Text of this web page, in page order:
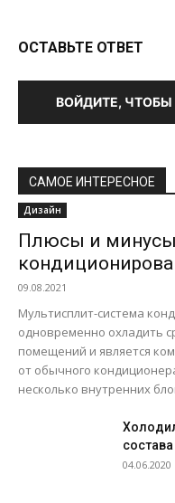
ОСТАВЬТЕ ОТВЕТ
ВОЙДИТЕ,
САМОЕ ИНТЕРЕСНОЕ
Дизайн
Плюсы и минусы
09.08.2021
Мультисплит-система
одновременно охладить
помещений и является
от обычного
несколько внутренних
состава
04.06.2020